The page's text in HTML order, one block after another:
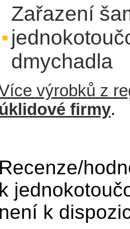
Zařazení
dmychadla
výrobků z
úklidové firmy.
Recenze/
k
není k